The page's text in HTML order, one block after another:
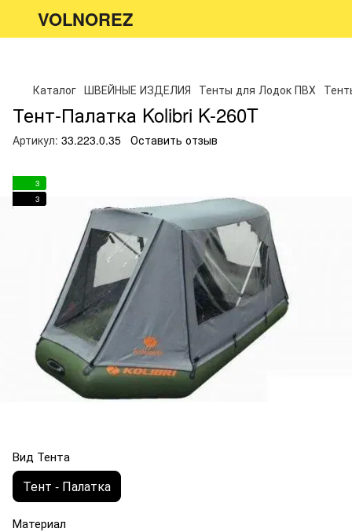
VOLNOREZ
Каталог ШВЕЙНЫЕ ИЗДЕЛИЯ Тенты для Лодок ПВХ
Тент-Палатка Kolibri K-260T
Артикул: 33.223.0.35 Оставить отзыв
3
3
Вид Тента
Тент - Палатка
Материал